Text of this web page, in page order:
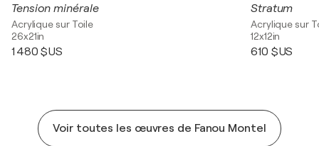
Tension minérale
Acrylique sur Toile
26x21in
1 480 $US
Stratum
Acrylique sur
12x12in
610 $US
Voir toutes les œuvres de Fanou Montel